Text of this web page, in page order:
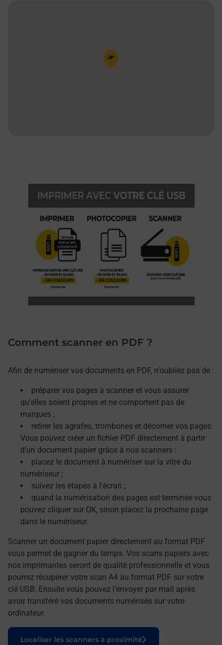
Pin de la carte
Comment scanner en PDF ?
Afin de numériser vos documents en PDF, n'oubliez pas de :
préparer vos pages à scanner et vous assurer
qu'elles soient propres et ne comportent pas de
marques ;
retirer les agrafes, trombones et décorner vos pages.
Vous pouvez créer un fichier PDF directement à partir
d'un document papier grâce à nos scanners :
placez le document à numériser sur la vitre du
numériseur ;
suivez les étapes à l'écran ;
quand la numérisation des pages est terminée vous
pouvez cliquer sur OK, sinon placez la prochaine page
dans le numériseur.
Scanner un document papier directement au format PDF
vous permet de gagner du temps. Vos scans papiers avec
nos imprimantes seront de qualité professionnelle et vous
pourrez récupérer votre scan A4 au format PDF sur votre
clé USB. Ensuite vous pouvez l'envoyer par mail après
avoir transféré vos documents numérisés sur votre
ordinateur.
Localiser les scanners à proximité
Le lien s'ouvre dans un nouvel onglet